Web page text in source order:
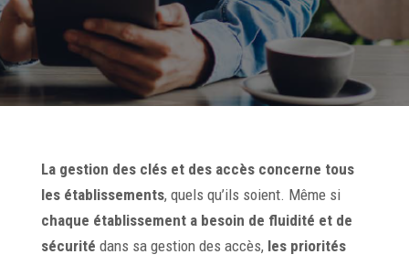
La gestion des clés et des accès concerne tous
les établissements, quels qu’ils soient. Même si
chaque établissement a besoin de fluidité et de
sécurité dans sa gestion des accès, les priorités